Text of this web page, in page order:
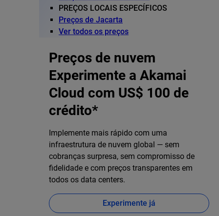
PREÇOS LOCAIS ESPECÍFICOS
Preços de Jacarta
Ver todos os preços
Preços de nuvem
Experimente a Akamai
Cloud com US$ 100 de
crédito*
Implemente mais rápido com uma
infraestrutura de nuvem global — sem
cobranças surpresa, sem compromisso de
fidelidade e com preços transparentes em
todos os data centers.
Experimente já